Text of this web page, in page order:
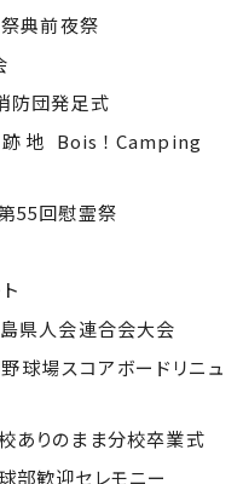
典前夜祭
防団発足式
地 Bois！Camping
55回慰霊祭
県人会連合会大会
場スコアボードリニュ
りのまま分校卒業式
歓迎セレモニー